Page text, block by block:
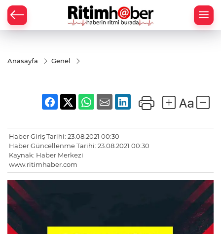
Anasayfa Genel
Haber Giriş Tarihi: 23.08.2021 00:30
Haber Güncellenme Tarihi: 23.08.2021 00:30
Kaynak: Haber Merkezi
www.ritimhaber.com